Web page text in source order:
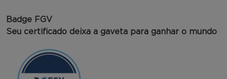
Badge FGV
Seu certificado deixa a gaveta para ganhar o mundo